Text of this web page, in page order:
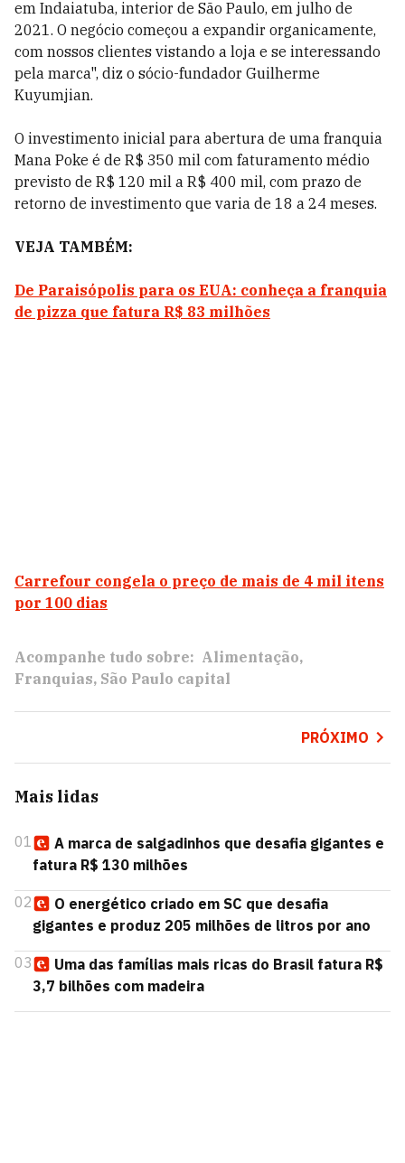
em Indaiatuba, interior de São Paulo, em julho de
2021. O negócio começou a expandir organicamente,
com nossos clientes vistando a loja e se interessando
pela marca", diz o sócio-fundador Guilherme
Kuyumjian.
O investimento inicial para abertura de uma franquia
Mana Poke é de R$ 350 mil com faturamento médio
previsto de R$ 120 mil a R$ 400 mil, com prazo de
retorno de investimento que varia de 18 a 24 meses.
VEJA TAMBÉM:
De Paraisópolis para os EUA: conheça a franquia
de pizza que fatura R$ 83 milhões
Carrefour congela o preço de mais de 4 mil itens
por 100 dias
Acompanhe tudo sobre: Alimentação
Franquias São Paulo capital
PRÓXIMO
Mais lidas
01
A marca de salgadinhos que desafia gigantes e
fatura R$ 130 milhões
02
O energético criado em SC que desafia
gigantes e produz 205 milhões de litros por ano
03
Uma das famílias mais ricas do Brasil fatura R$
3,7 bilhões com madeira